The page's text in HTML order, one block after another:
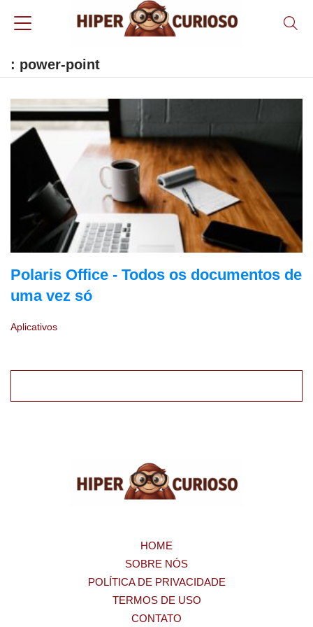
: power-point
Polaris Office - Todos os documentos de
uma vez só
Aplicativos
HOME
SOBRE NÓS
POLÍTICA DE PRIVACIDADE
TERMOS DE USO
CONTATO